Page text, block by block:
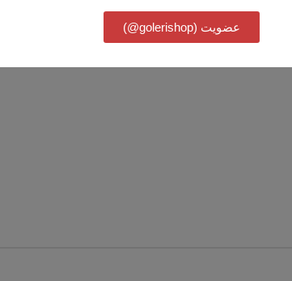
دنبال کنید:
عضویت (golerishop@)